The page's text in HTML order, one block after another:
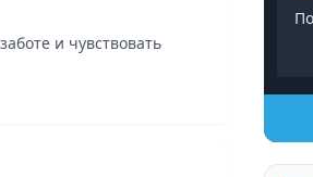
и чувствовать